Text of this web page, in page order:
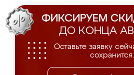
ФИКСИРУЕМ
ДО КОНЦА
Оставьте заявку
сохранится.